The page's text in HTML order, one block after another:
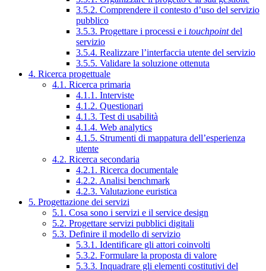
3.5.2. Comprendere il contesto d’uso del servizio
pubblico
3.5.3. Progettare i processi e i touchpointdel
servizio
3.5.4. Realizzare l’interfaccia utente del servizio
3.5.5. Validare la soluzione ottenuta
4. Ricerca progettuale
4.1. Ricerca primaria
4.1.1. Interviste
4.1.2. Questionari
4.1.3. Test di usabilità
4.1.4. Web analytics
4.1.5. Strumenti di mappatura dell’esperienza
utente
4.2. Ricerca secondaria
4.2.1. Ricerca documentale
4.2.2. Analisi benchmark
4.2.3. Valutazione euristica
5. Progettazione dei servizi
5.1. Cosa sono i servizi e il service design
5.2. Progettare servizi pubblici digitali
5.3. Definire il modello di servizio
5.3.1. Identificare gli attori coinvolti
5.3.2. Formulare la proposta di valore
5.3.3. Inquadrare gli elementi costitutivi del